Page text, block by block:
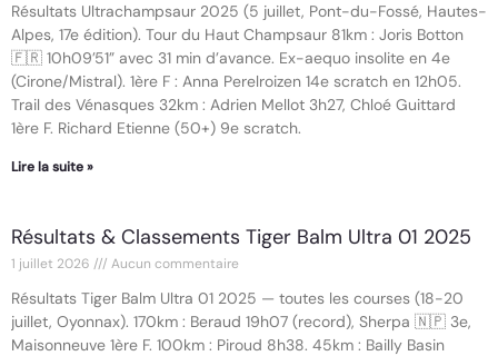
Résultats Ultrachampsaur 2025 (5 juillet, Pont-du-Fossé, Hautes-
Alpes, 17e édition). Tour du Haut Champsaur 81km : Joris Botton
🇫🇷 10h09’51” avec 31 min d’avance. Ex-aequo insolite en 4e
(Cirone/Mistral). 1ère F : Anna Perelroizen 14e scratch en 12h05.
Trail des Vénasques 32km : Adrien Mellot 3h27, Chloé Guittard
1ère F. Richard Etienne (50+) 9e scratch.
Lire la suite »
Résultats & Classements Tiger Balm Ultra 01 2025
1 juillet 2026 Aucun commentaire
Résultats Tiger Balm Ultra 01 2025 — toutes les courses (18-20
juillet, Oyonnax). 170km : Beraud 19h07 (record), Sherpa 🇳🇵 3e,
Maisonneuve 1ère F. 100km : Piroud 8h38. 45km : Bailly Basin